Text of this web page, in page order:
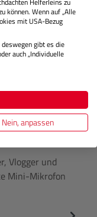
€ 59,00
Vlogger und
Mini-Mikrofon
können. Wenn auf „Alle
mit USA-Bezug
gibt es die
auch „Individuelle
Nein, anpassen